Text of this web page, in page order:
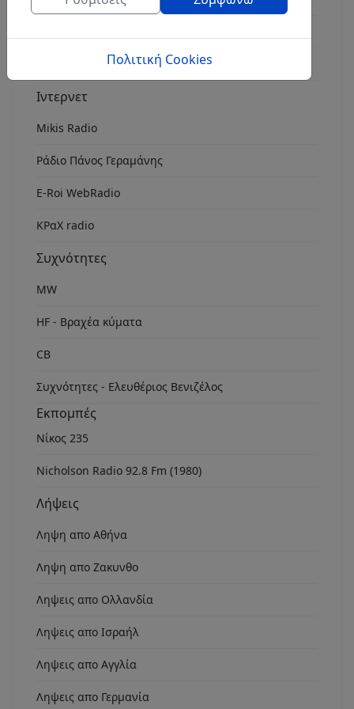
ΕρτOpen 106.7
Ιντερνετ
Mikis Radio
Ράδιο Πάνος Γεραμάνης
Ε-Roi WebRadio
ΚΡαΧ radio
Συχνότητες
MW
HF - Βραχέα κύματα
CB
Συχνότητες - Ελευθέριος Βενιζέλος
Εκπομπές
Νίκος 235
Nicholson Radio 92.8 Fm (1980)
Λήψεις
Ληψη απο Αθήνα
Ληψη απο Ζακυνθο
Ληψεις απο Ολλανδία
Ληψεις απο Ισραήλ
Ληψεις απο Αγγλία
Ληψεις απο Γερμανία
Πολιτική Cookies